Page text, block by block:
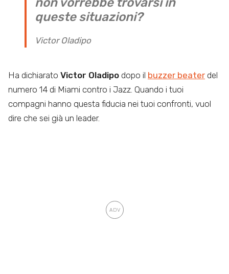
queste situazioni?
Victor Oladipo
Ha dichiarato Victor Oladipo dopo il buzzer beater del
numero 14 di Miami contro i Jazz. Quando i tuoi
compagni hanno questa fiducia nei tuoi confronti, vuol
dire che sei già un leader.